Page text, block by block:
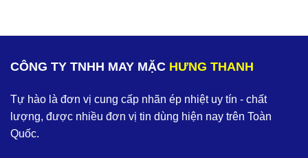
CÔNG TY TNHH MAY MẶC HƯNG THANH
Tự hào là đơn vị cung cấp nhãn ép nhiệt uy tín - chất
lượng, được nhiều đơn vị tin dùng hiện nay trên Toàn
Quốc.